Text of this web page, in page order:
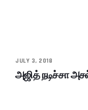
JULY 3, 2018
அஜித் நடிச்சா